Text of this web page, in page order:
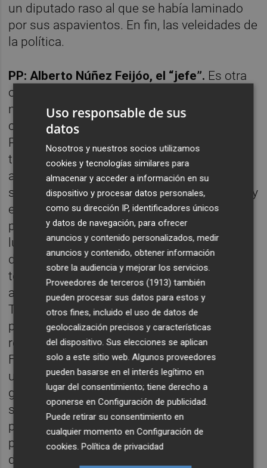
un diputado raso al que se había laminado
por sus aspavientos. En fin, las veleidades de
la política.
PP: Alberto Núñez Feijóo, el “jefe”. Es otra
obviedad. Parece que Núñez Feijóo
necesitaba del cariño de los suyos y
confirmar efectivamente que es el líder.
Paseo con sus diputados, senadores y en la
tribuna todos sus barones y presidentes
autonómicos. Como una piña. Digamos que
su irrupción en el Congreso ha sido notable y
efectiva. Buen hallazgo la repuesta conjunta
primero a los independentistas catalanes y
luego a los vascos para visibilizar sus
diferencias y carencias mutuas. En el PP
todos en pos de su nuevo jefe, al que
algunos ya pensaban en mover la silla.
Tienen que dotarse de prudencia, que en
política no todo es la inmediatez y los
resultados. Digamos que el PP y Núñez
Feijóo han perdido para ganar, pensando en
una legislatura de un equilibrista nuevo
gobierno de Pedro Sánchez. Feijóo
sorprendentemente realizó un discurso con
propuestas, y digo con sorpresa que
propuso cosas porque los demás se
dedicaron a otros asuntos. Habló de
Uso responsable de sus
datos
Nosotros y nuestros socios utilizamos
cookies y tecnologías similares para
almacenar y acceder a información en su
dispositivo y procesar datos personales,
como su dirección IP, identificadores únicos
y datos de navegación, para ofrecer
anuncios y contenido personalizados, medir
anuncios y contenido, obtener información
sobre la audiencia y mejorar los servicios.
Proveedores de terceros (1913) también
pueden procesar sus datos para estos y
otros fines, incluido el uso de datos de
geolocalización precisos y características
del dispositivo. Sus elecciones se aplican
solo a este sitio web. Algunos proveedores
pueden basarse en el interés legítimo en
lugar del consentimiento; tiene derecho a
oponerse enConfiguración de publicidad.
Puede retirar su consentimiento en
cualquier momento enConfiguración de
cookies.Política de privacidad